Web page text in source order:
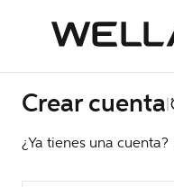
Crear cuenta|
¿Ya tienes una cuenta?